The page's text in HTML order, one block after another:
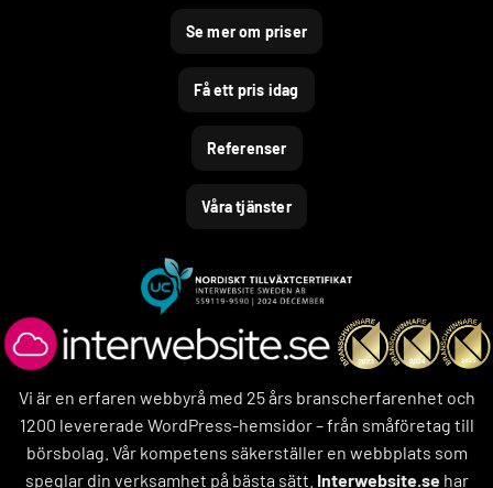
Se mer om priser
Få ett pris idag
Referenser
Våra tjänster
Vi är en erfaren webbyrå med 25 års branscherfarenhet och
1200 levererade WordPress-hemsidor – från småföretag till
börsbolag. Vår kompetens säkerställer en webbplats som
speglar din verksamhet på bästa sätt. Interwebsite.sehar